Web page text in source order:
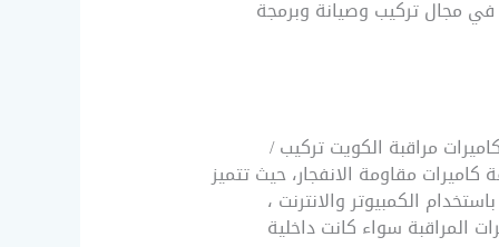
في مجال تركيب وصيانة وبرمجة
مراقبة الكويت تركيب /
كاميرات مقاومة الانفجار، حيث تتميز
الكمبيوتر والانترنت ،
المراقبة سواء كانت داخلية